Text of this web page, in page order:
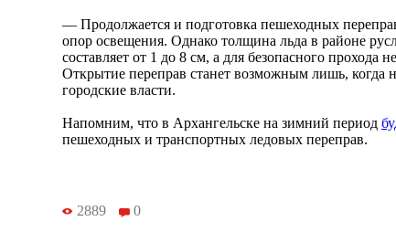
— Продолжается и подготовка пешеходных
опор освещения. Однако толщина льда в районе
составляет от 1 до 8 см, а для безопасного прохода
Открытие переправ станет возможным лишь, когда
городские власти.
Напомним, что в Архангельске на зимний период
пешеходных и транспортных ледовых переправ.
2889 0